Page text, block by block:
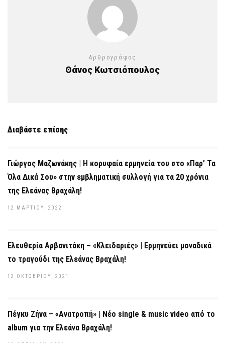
Αρθρογράφος
Θάνος Κωτσιόπουλος
Διαβάστε επίσης
Γιώργος Μαζωνάκης | Η κορυφαία ερμηνεία του στο «Παρ’ Τα
Όλα Δικά Σου» στην εμβληματική συλλογή για τα 20 χρόνια
της Ελεάνας Βραχάλη!
12 ΜΑΡΤΊΟΥ, 2022
Ελευθερία Αρβανιτάκη – «Κλειδαριές» | Ερμηνεύει μοναδικά
το τραγούδι της Ελεάνας Βραχάλη!
12 ΟΚΤΩΒΡΊΟΥ, 2021
Πέγκυ Ζήνα – «Ανατροπή» | Νέο single & music video από το
album για την Ελεάνα Βραχάλη!